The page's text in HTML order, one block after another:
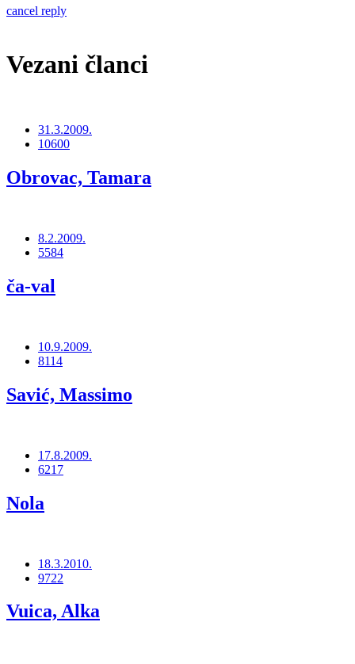
cancel reply
Vezani članci
31.3.2009.
10600
Obrovac, Tamara
8.2.2009.
5584
ča-val
10.9.2009.
8114
Savić, Massimo
17.8.2009.
6217
Nola
18.3.2010.
9722
Vuica, Alka